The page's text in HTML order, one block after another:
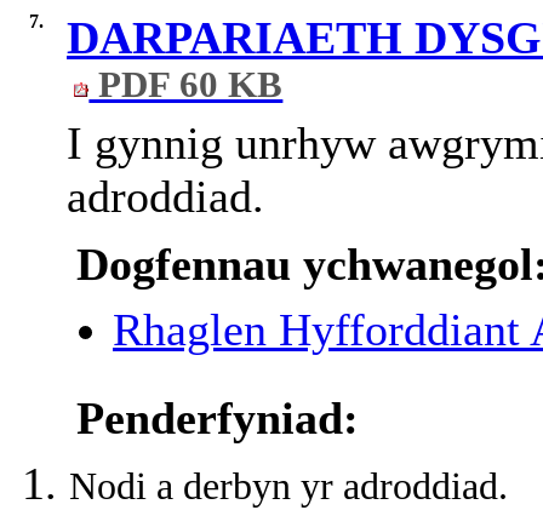
7. DARPARIAETH
PDF 60 KB
I gynnig unrhyw
adroddiad.
Dogfennau
Rhaglen Hyfforddiant
Penderfyniad:
Nodi a derbyn yr adroddiad.